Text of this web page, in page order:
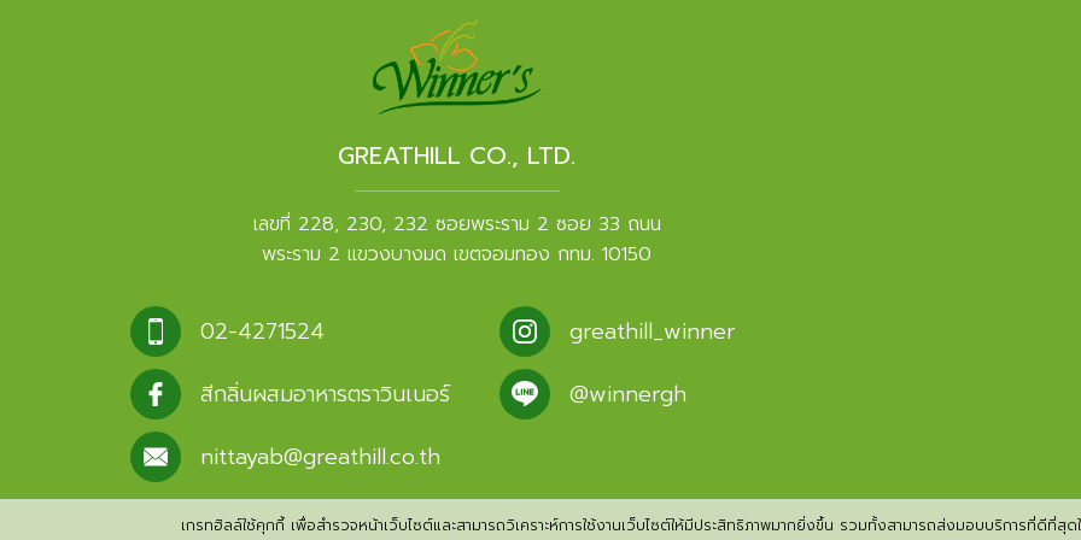
GREATHILL CO., LTD.
เลขที่ 228, 230, 232 ซอยพระราม 2 ซอย 33 ถนน
พระราม 2 แขวงบางมด เขตจอมทอง กทม. 10150
02-4271524
greathill_winner
สีกลิ่นผสมอาหารตราวินเนอร์
@winnergh
nittayab@greathill.co.th
เกรทฮิลล์ใช้คุกกี้ เพื่อสำรวจหน้าเว็บไซต์และสามารถวิเคราะห์การใช้งานเว็บไซต์ให้มีประสิทธิภาพมากยิ่งขึ้น รวมทั้งสามารถส่งมอบบริการที่ดีที่สุ